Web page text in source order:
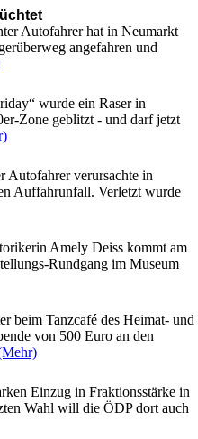
Autofahrer hat in Neumarkt
angefahren und
wurde ein Raser in
Zone geblitzt - und darf jetzt
Autofahrer verursachte in
Auffahrunfall. Verletzt wurde
Amely Deiss kommt am
Rundgang im Museum
beim Tanzcafé des Heimat- und
von 500 Euro an den
Einzug in Fraktionsstärke in
Wahl will die ÖDP dort auch